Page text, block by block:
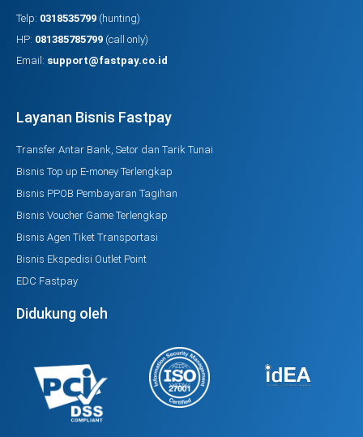
Telp: 0318535799 (hunting)
HP: 081385785799 (call only)
Email: support@fastpay.co.id
Layanan Bisnis Fastpay
Transfer Antar Bank, Setor dan Tarik Tunai
Bisnis Top up E-money Terlengkap
Bisnis PPOB Pembayaran Tagihan
Bisnis Voucher Game Terlengkap
Bisnis Agen Tiket Transportasi
Bisnis Ekspedisi Outlet Point
EDC Fastpay
Didukung oleh